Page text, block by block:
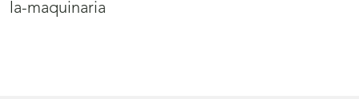
la-maquinaria